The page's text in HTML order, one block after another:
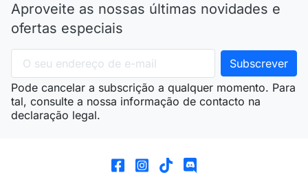
Aproveite as nossas últimas novidades e
ofertas especiais
Pode cancelar a subscrição a qualquer momento. Para
tal, consulte a nossa informação de contacto na
declaração legal.